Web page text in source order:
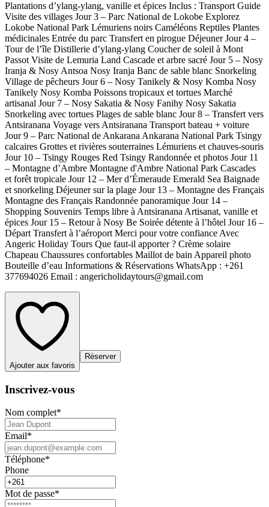
Plantations d’ylang-ylang, vanille et épices Inclus : Transport Guide
Visite des villages Jour 3 – Parc National de Lokobe Explorez
Lokobe National Park Lémuriens noirs Caméléons Reptiles Plantes
médicinales Entrée du parc Transfert en pirogue Déjeuner Jour 4 –
Tour de l’île Distillerie d’ylang-ylang Coucher de soleil à Mont
Passot Visite de Lemuria Land Cascade et arbre sacré Jour 5 – Nosy
Iranja & Nosy Antsoa Nosy Iranja Banc de sable blanc Snorkeling
Village de pêcheurs Jour 6 – Nosy Tanikely & Nosy Komba Nosy
Tanikely Nosy Komba Poissons tropicaux et tortues Marché
artisanal Jour 7 – Nosy Sakatia & Nosy Fanihy Nosy Sakatia
Snorkeling avec tortues Plages de sable blanc Jour 8 – Transfert vers
Antsiranana Voyage vers Antsiranana Transport bateau + voiture
Jour 9 – Parc National de Ankarana Ankarana National Park Tsingy
calcaires Grottes et rivières souterraines Lémuriens et chauves-souris
Jour 10 – Tsingy Rouges Red Tsingy Randonnée et photos Jour 11
– Montagne d’Ambre Montagne d'Ambre National Park Cascades
et forêt tropicale Jour 12 – Mer d’Émeraude Emerald Sea Baignade
et snorkeling Déjeuner sur la plage Jour 13 – Montagne des Français
Montagne des Français Randonnée panoramique Jour 14 –
Shopping Souvenirs Temps libre à Antsiranana Artisanat, vanille et
épices Jour 15 – Retour à Nosy Be Soirée détente à l’hôtel Jour 16 –
Départ Transfert à l’aéroport Merci pour votre confiance Avec
Angeric Holiday Tours Que faut-il apporter ? Crème solaire
Chapeau Chaussures confortables Maillot de bain Appareil photo
Bouteille d’eau Informations & Réservations WhatsApp : +261
377694026 Email : angericholidaytours@gmail.com
Ajouter aux favoris
Réserver
Inscrivez-vous
Nom complet*
Email*
Téléphone*
Phone
Mot de passe*